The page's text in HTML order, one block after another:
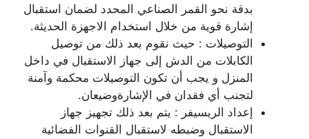
بدقة نحو القمر الصناعي المحدد لضمان استقبال
إشارة قوية من خلال استخدام الاجهزة الحديثة.
التوصيلات : حيث نقوم بعد ذلك من توصيل
الكابلات من الدش إلى جهاز الاستقبال في داخل
المنزل و يجب أن تكون التوصيلات محكمة وآمنة
لتجنب أي فقدان في الإشارةوضيعان.
إعداد الريسيفر : يتم بعد ذلك تجهيز جهاز
الاستقبال وضبطه لاستقبال القنوات الفضائية